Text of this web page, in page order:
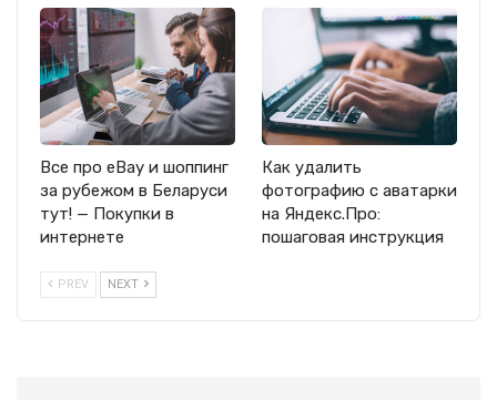
Все про eBay и шоппинг
за рубежом в Беларуси
тут! — Покупки в
интернете
Как удалить
фотографию с аватарки
на Яндекс.Про:
пошаговая инструкция
PREV NEXT